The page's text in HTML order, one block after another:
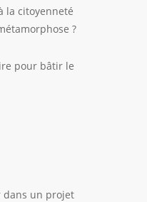
la citoyenneté
?
pour bâtir le
dans un projet